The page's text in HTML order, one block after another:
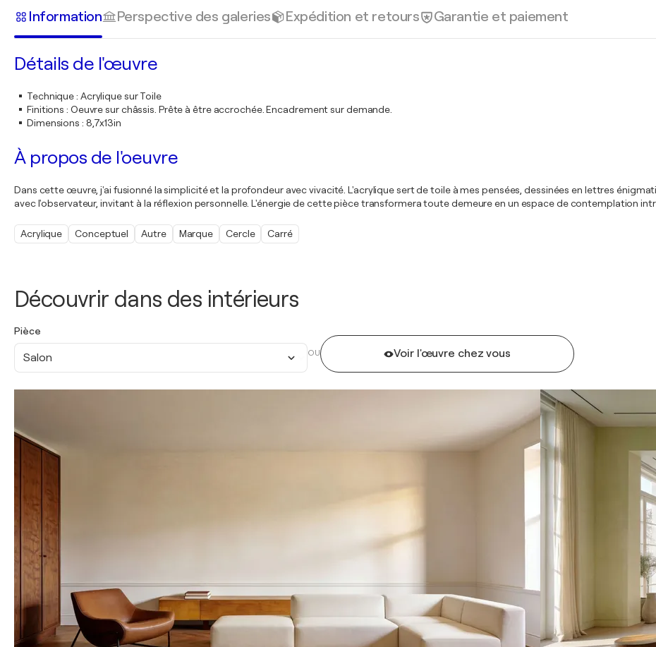
Découvrir dans des intérieurs
Pièce
Salon OU Voir l'œuvre chez vous
Information Perspective des galeries Expédition et retours Garantie et paiement
Détails de l'œuvre
Technique: Acrylique sur Toile
Finitions : Oeuvre sur châssis. Prête à être accrochée. Encadrement sur demande.
Dimensions : 8,7x13in
À propos de l'oeuvre
Dans cette œuvre, j'ai fusionné la simplicité et la profondeur avec vivacité. L'acrylique sert de toile à mes pensées, dessinées en lettres
avec l'observateur, invitant à la réflexion personnelle. L'énergie de cette pièce transformera toute demeure en un espace de contemplation
Acrylique Conceptuel Autre Marque Cercle Carré